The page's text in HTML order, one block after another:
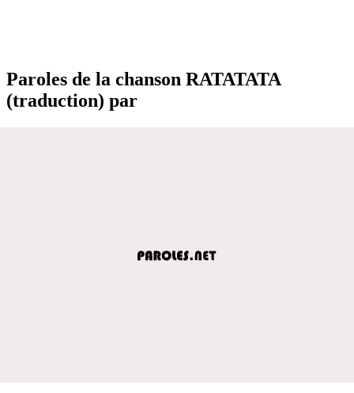
Paroles de la chanson RATATATA
(traduction) par